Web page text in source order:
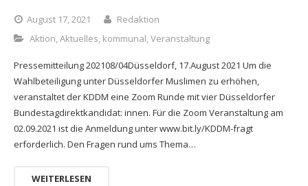
August 17, 2021
Redaktion
Aktion,Aktuelles, kommunal,Veranstaltung
Pressemitteilung 202108/04Düsseldorf, 17.August 2021 Um die
Wahlbeteiligung unter Düsseldorfer Muslimen zu erhöhen,
veranstaltet der KDDM eine Zoom Runde mit vier Düsseldorfer
Bundestagdirektkandidat: innen. Für die Zoom Veranstaltung am
02.09.2021 ist die Anmeldung unter www.bit.ly/KDDM-fragt
erforderlich. Den Fragen rund ums Thema…
WEITERLESEN